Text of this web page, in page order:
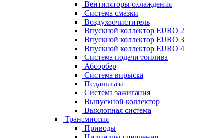
Вентиляторы охлаждения
Система смазки
Воздухоочиститель
Впускной коллектор EURO 2
Впускной коллектор EURO 3
Впускной коллектор EURO 4
Система подачи топлива
Абсорбер
Система впрыска
Педаль газа
Система зажигания
Выпускной коллектор
Выхлопная система
Трансмиссия
Приводы